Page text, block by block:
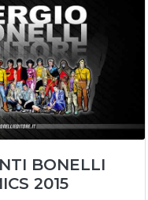
BONELLI
2015